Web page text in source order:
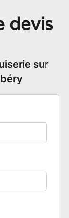
sur
devis